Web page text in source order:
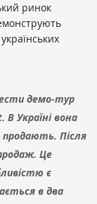
ринок
демо-тур
В Україні вона
продають. Після
Це
є
в два